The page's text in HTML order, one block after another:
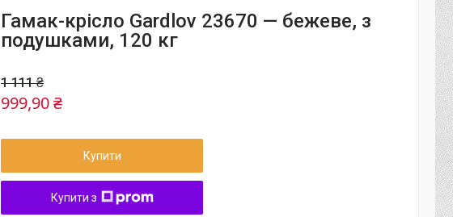
Гамак-крісло Gardlov 23670 — бежеве, з
подушками, 120 кг
1 111 ₴
999,90 ₴
Купити
Купити з